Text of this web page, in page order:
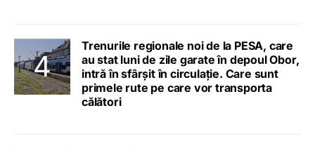
Trenurile regionale noi de la PESA, care
au stat luni de zile garate în depoul Obor,
intră în sfârșit în circulație. Care sunt
primele rute pe care vor transporta
călători